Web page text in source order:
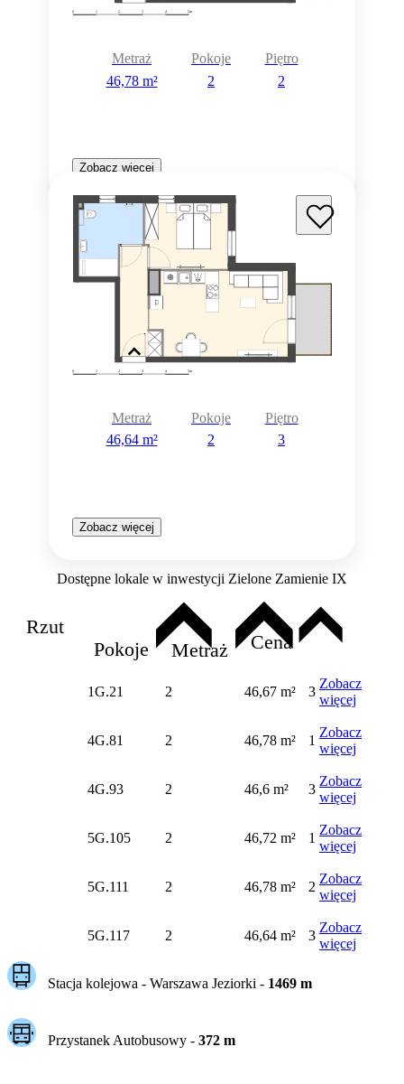
Metraż
46,78 m²
Pokoje
2
Piętro
2
Zobacz więcej
Metraż
46,64 m²
Pokoje
2
Piętro
3
Zobacz więcej
Dostępne lokale w inwestycji Zielone Zamienie IX
Rzut
Pokoje
Metraż Cena
1G.21 2 46,67 m² 3
Zobacz
więcej
4G.81 2 46,78 m² 1
Zobacz
więcej
4G.93 2 46,6 m² 3
Zobacz
więcej
5G.105 2 46,72 m² 1
Zobacz
więcej
5G.111 2 46,78 m² 2
Zobacz
więcej
5G.117 2 46,64 m² 3
Zobacz
więcej
Stacja kolejowa - Warszawa Jeziorki- 1469m
Przystanek Autobusowy - 372m